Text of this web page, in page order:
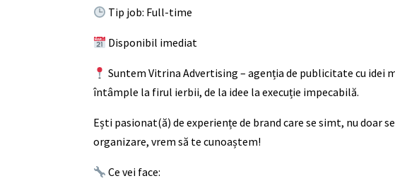
Tip job: Full-time
Disponibil imediat
Suntem Vitrina Advertising – agenția de publicitate cu idei
întâmple la firul ierbii, de la idee la execuție impecabilă.
Ești pasionat(ă) de experiențe de brand care se simt, nu
organizare, vrem să te cunoaștem!
Ce vei face: